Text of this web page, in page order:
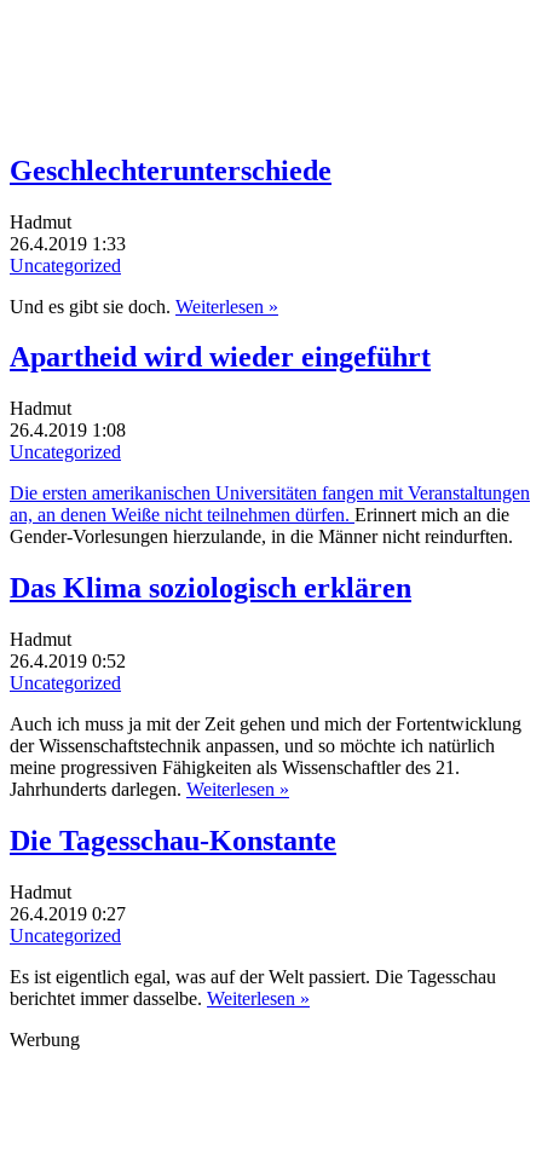
Geschlechterunterschiede
Hadmut
26.4.2019 1:33
Uncategorized
Und es gibt sie doch. Weiterlesen »
Apartheid wird wieder eingeführt
Hadmut
26.4.2019 1:08
Uncategorized
Die ersten amerikanischen Universitäten fangen mit Veranstaltungen
an, an denen Weiße nicht teilnehmen dürfen. Erinnert mich an die
Gender-Vorlesungen hierzulande, in die Männer nicht reindurften.
Das Klima soziologisch erklären
Hadmut
26.4.2019 0:52
Uncategorized
Auch ich muss ja mit der Zeit gehen und mich der Fortentwicklung
der Wissenschaftstechnik anpassen, und so möchte ich natürlich
meine progressiven Fähigkeiten als Wissenschaftler des 21.
Jahrhunderts darlegen. Weiterlesen »
Die Tagesschau-Konstante
Hadmut
26.4.2019 0:27
Uncategorized
Es ist eigentlich egal, was auf der Welt passiert. Die Tagesschau
berichtet immer dasselbe. Weiterlesen »
Werbung